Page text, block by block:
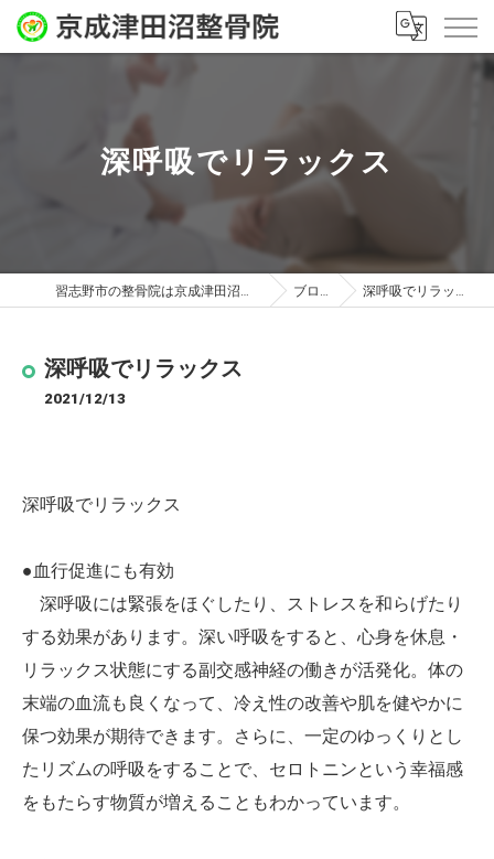
深呼吸でリラックス
習志野市の整骨院は京成津田沼整骨院 ブログ 深呼吸でリラックス
深呼吸でリラックス
2021/12/13
深呼吸でリラックス
●血行促進にも有効
深呼吸には緊張をほぐしたり、ストレスを和らげたり
する効果があります。深い呼吸をすると、心身を休息・
リラックス状態にする副交感神経の働きが活発化。体の
末端の血流も良くなって、冷え性の改善や肌を健やかに
保つ効果が期待できます。さらに、一定のゆっくりとし
たリズムの呼吸をすることで、セロトニンという幸福感
をもたらす物質が増えることもわかっています。